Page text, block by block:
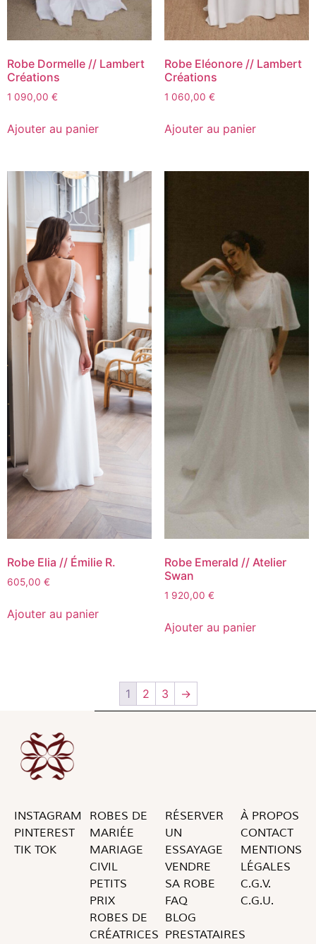
Robe Dormelle // Lambert
Créations
1 090,00 €
Ajouter au panier
Robe Eléonore // Lambert
Créations
1 060,00 €
Ajouter au panier
Robe Elia // Émilie R.
605,00 €
Ajouter au panier
Robe Emerald // Atelier
Swan
1 920,00 €
Ajouter au panier
1 2 3 →
INSTAGRAM
PINTEREST
TIK TOK
ROBES DE
MARIÉE
MARIAGE
CIVIL
PETITS
PRIX
ROBES DE
CRÉATRICES
RÉSERVER
UN
ESSAYAGE
VENDRE
SA ROBE
FAQ
BLOG
PRESTATAIRES
À PROPOS
CONTACT
MENTIONS
LÉGALES
C.G.V.
C.G.U.